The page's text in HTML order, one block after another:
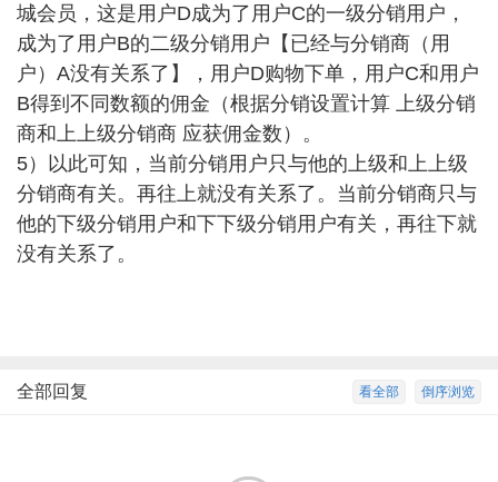
城会员，这是用户D成为了用户C的一级分销用户，
成为了用户B的二级分销用户【已经与分销商（用
户）A没有关系了】，用户D购物下单，用户C和用户
B得到不同数额的佣金（根据分销设置计算 上级分销
商和上上级分销商 应获佣金数）。
5）以此可知，当前分销用户只与他的上级和上上级
分销商有关。再往上就没有关系了。当前分销商只与
他的下级分销用户和下下级分销用户有关，再往下就
没有关系了。
倒序浏览
看全部
全部回复